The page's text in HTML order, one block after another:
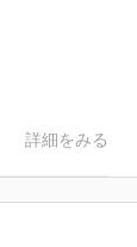
」というお
だと思いま
び，歯を食い
いるために
詳細をみる